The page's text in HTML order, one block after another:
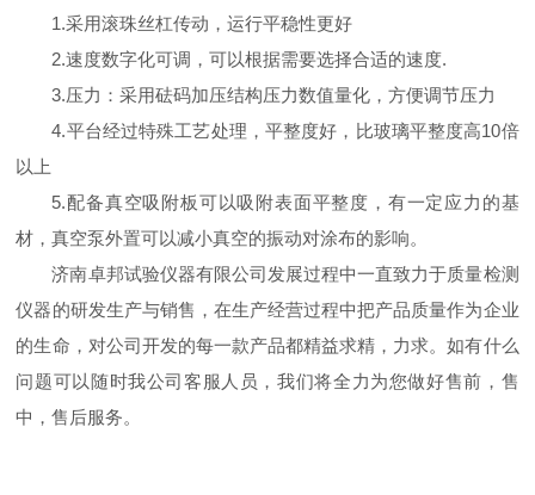
1.采用滚珠丝杠传动，运行平稳性更好
2.速度数字化可调，可以根据需要选择合适的速度.
3.压力：采用砝码加压结构压力数值量化，方便调节压力
4.平台经过特殊工艺处理，平整度好，比玻璃平整度高10倍
以上
5.配备真空吸附板可以吸附表面平整度，有一定应力的基
材，真空泵外置可以减小真空的振动对涂布的影响。
济南卓邦试验仪器有限公司发展过程中一直致力于质量检测
仪器的研发生产与销售，在生产经营过程中把产品质量作为企业
的生命，对公司开发的每一款产品都精益求精，力求。如有什么
问题可以随时我公司客服人员，我们将全力为您做好售前，售
中，售后服务。